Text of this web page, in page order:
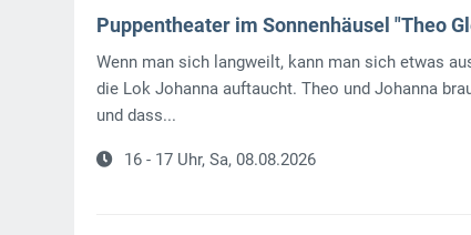
Puppentheater im Sonnenhäusel "Theo
Wenn man sich langweilt, kann man sich etwas
die Lok Johanna auftaucht. Theo und Johanna
und dass...
16 - 17 Uhr,Sa, 08.08.2026